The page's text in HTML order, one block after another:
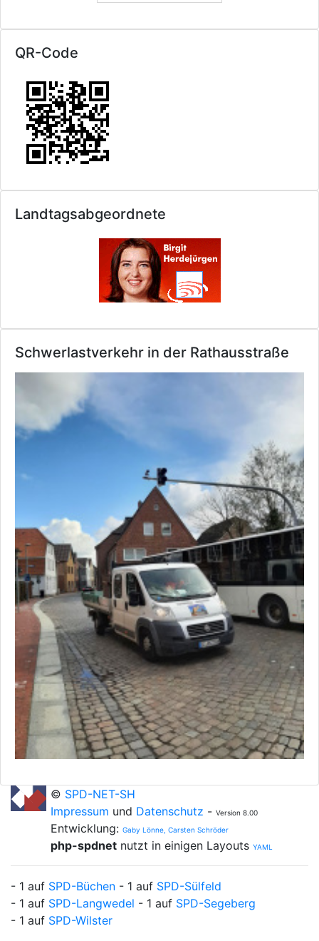
QR-Code
Landtagsabgeordnete
Schwerlastverkehr in der Rathausstraße
© SPD-NET-SH
Impressum und Datenschutz - Version 8.00
Entwicklung: Gaby Lönne, Carsten Schröder
php-spdnet nutzt in einigen Layouts YAML
- 1 auf SPD-Büchen - 1 auf SPD-Sülfeld
- 1 auf SPD-Langwedel - 1 auf SPD-Segeberg
- 1 auf SPD-Wilster